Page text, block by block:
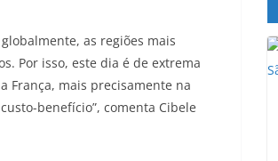
as regiões mais
Por isso, este dia é de extrema
França, mais precisamente na
benefício”, comenta Cibele